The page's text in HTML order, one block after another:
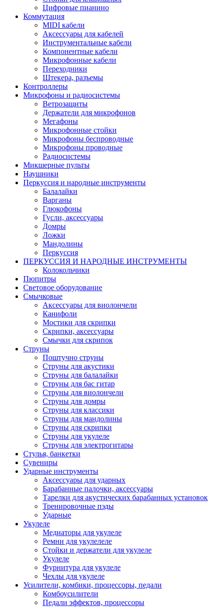
Цифровые пианино
Коммутация
MIDI кабели
Аксессуары для кабелей
Инструментальные кабели
Компонентные кабели
Микрофонные кабели
Переходники
Штекера, разъемы
Контроллеры
Микрофоны и радиосистемы
Ветрозащиты
Держатели для микрофонов
Мегафоны
Микрофонные стойки
Микрофоны беспроводные
Микрофоны проводные
Радиосистемы
Микшерные пульты
Наушники
Перкуссия и народные инструменты
Балалайки
Варганы
Глюкофоны
Гусли, аксессуары
Домры
Ложки
Мандолины
Перкуссия
ПЕРКУССИЯ И НАРОДНЫЕ ИНСТРУМЕНТЫ
Колокольчики
Пюпитры
Световое оборудование
Смычковые
Аксессуары для виолончели
Канифоли
Мостики для скрипки
Скрипки, аксессуары
Смычки для скрипок
Струны
Поштучно струны
Струны для акустики
Струны для балалайки
Струны для бас гитар
Струны для виолончели
Струны для домры
Струны для классики
Струны для мандолины
Струны для скрипки
Струны для укулеле
Струны для электрогитары
Стулья, банкетки
Сувениры
Ударные инструменты
Аксессуары для ударных
Барабанные палочки, аксессуары
Тарелки для акустических барабанных установок
Тренировочные пэды
Ударные
Укулеле
Медиаторы для укулеле
Ремни для укулелеле
Стойки и держатели для укулеле
Укулеле
Фурнитура для укулеле
Чехлы для укулеле
Усилители, комбики, процессоры, педали
Комбоусилители
Педали эффектов, процессоры